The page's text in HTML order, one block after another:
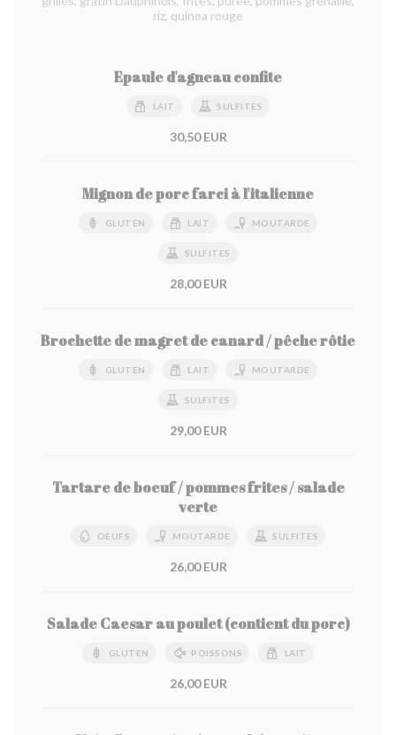
riz, quinoa rouge
Epaule d'agneau confite
LAIT SULFITES
30,50 EUR
Mignon de porc farci à l'italienne
GLUTEN LAIT MOUTARDE
SULFITES
28,00 EUR
Brochette de magret de canard / pêche rôtie
GLUTEN LAIT MOUTARDE
SULFITES
29,00 EUR
Tartare de boeuf / pommes frites / salade
verte
OEUFS MOUTARDE SULFITES
26,00 EUR
Salade Caesar au poulet (contient du porc)
GLUTEN POISSONS LAIT
26,00 EUR